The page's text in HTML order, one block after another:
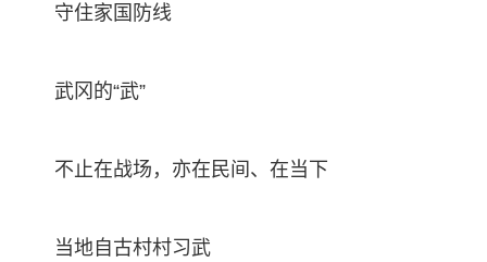
守住家国防线
武冈的“武”
不止在战场，亦在民间、在当下
当地自古村村习武